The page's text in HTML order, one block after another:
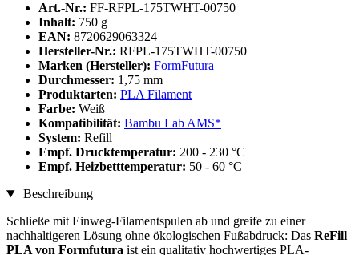
Art.-Nr.: FF-RFPL-175TWHT-00750
Inhalt: 750 g
EAN: 8720629063324
Hersteller-Nr.: RFPL-175TWHT-00750
Marken (Hersteller): FormFutura
Durchmesser: 1,75 mm
Produktarten: PLA Filament
Farbe: Weiß
Kompatibilität: Bambu Lab AMS*
System: Refill
Empf. Drucktemperatur: 200 - 230 °C
Empf. Heizbetttemperatur: 50 - 60 °C
Beschreibung
Schließe mit Einweg-Filamentspulen ab und greife zu einer
nachhaltigeren Lösung ohne ökologischen Fußabdruck: Das ReFill
PLA von Formfutura ist ein qualitativ hochwertiges PLA-